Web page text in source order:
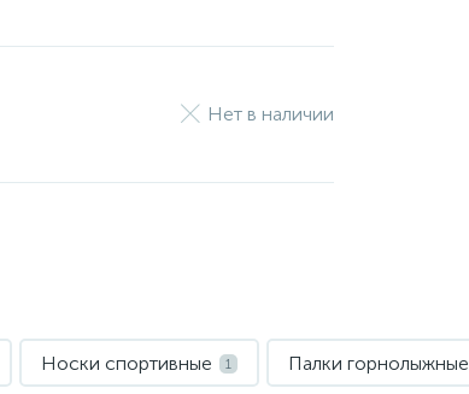
Нет в наличии
Носки спортивные 1 Палки горнолыжные